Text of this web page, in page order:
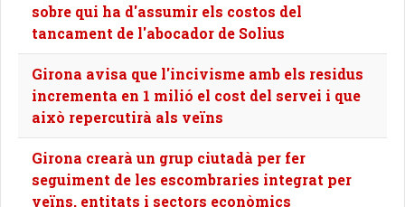
sobre qui ha d'assumir els costos del
tancament de l'abocador de Solius
Girona avisa que l'incivisme amb els residus
incrementa en 1 milió el cost del servei i que
això repercutirà als veïns
Girona crearà un grup ciutadà per fer
seguiment de les escombraries integrat per
veïns, entitats i sectors econòmics